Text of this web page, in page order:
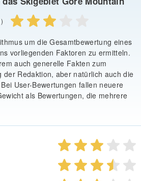
um die Gesamtbewertung eines
vorliegenden Faktoren zu ermitteln.
auch generelle Fakten zum
der Redaktion, aber natürlich auch die
User-Bewertungen fallen neuere
als Bewertungen, die mehrere